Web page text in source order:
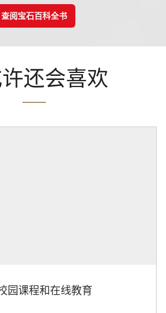
查阅宝石百科全书
还会喜欢
园课程和在线教育